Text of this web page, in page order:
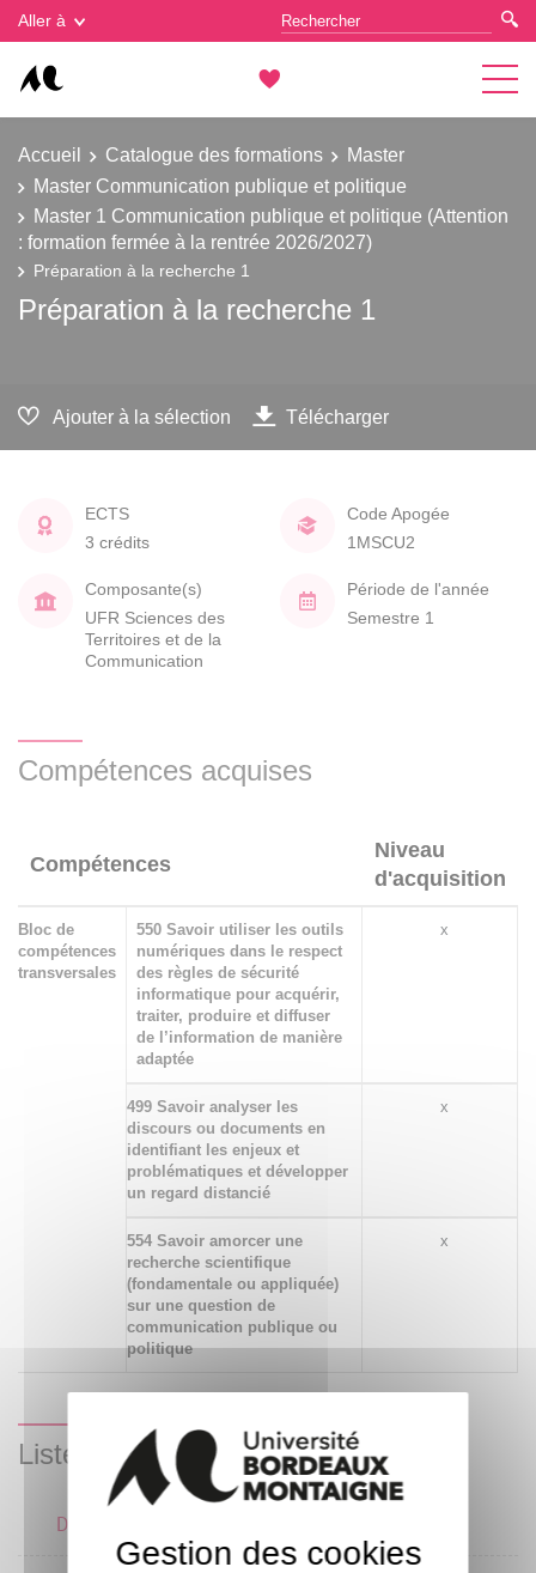
Aller à
Accueil Catalogue des formations
Master
Master Communication publique et politique
Master 1 Communication publique et politique (Attention
: formation fermée à la rentrée 2026/2027)
Préparation à la recherche 1
Préparation à la recherche 1
Ajouter à la sélection Télécharger
ECTS
3 crédits
Code Apogée
1MSCU2
Composante(s)
UFR Sciences des
Territoires et de la
Communication
Période de l'année
Semestre 1
Compétences acquises
Compétences
Niveau
d'acquisition
Bloc de
compétences
transversales
550 Savoir utiliser les outils
numériques dans le respect
des règles de sécurité
informatique pour acquérir,
traiter, produire et diffuser
de l’information de manière
adaptée
x
499 Savoir analyser les
discours ou documents en
identifiant les enjeux et
problématiques et développer
un regard distancié
x
554 Savoir amorcer une
recherche scientifique
(fondamentale ou appliquée)
sur une question de
communication publique ou
politique
x
Liste des enseignements
Documentation S1 M1
Gestion des cookies
Gestion des cookies